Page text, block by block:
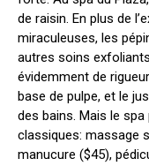
de raisin. En plus de
miraculeuses, les
autres soins
évidemment de
base de pulpe, et le
des bains. Mais le
classiques: massage
manucure ($45),